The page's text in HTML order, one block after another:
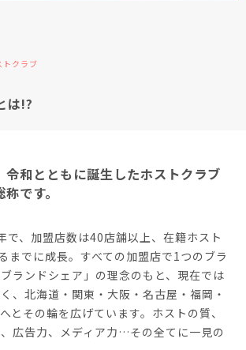
トクラブ
は!?
令和とともに誕生したホストクラブ
です。
で、加盟店数は40店舗以上、在籍ホスト
までに成長。すべての加盟店で1つのブラ
ランドシェア」の理念のもと、現在では
、北海道・関東・大阪・名古屋・福岡・
とその輪を広げています。ホストの質、
広告力、メディア力…その全てに一見の